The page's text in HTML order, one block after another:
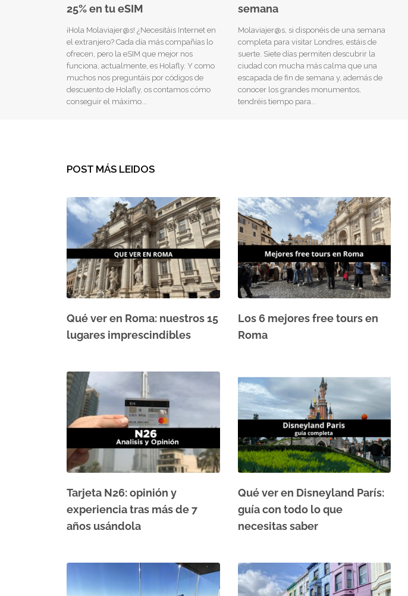
25% en tu eSIM
¡Hola Molaviajer@s! ¿Necesitáis Internet en
el extranjero? Cada día más compañías lo
ofrecen, pero la eSIM que mejor nos
funciona, actualmente, es Holafly. Y como
muchos nos preguntáis por códigos de
descuento de Holafly, os contamos cómo
conseguir el máximo
semana
Molaviajer@s, si disponéis de una semana
completa para visitar Londres, estáis de
suerte. Siete días permiten descubrir la
ciudad con mucha más calma que una
escapada de fin de semana y, además de
conocer los grandes monumentos,
tendréis tiempo para
POST MÁS LEIDOS
Qué ver en Roma: nuestros 15
lugares imprescindibles
Los 6 mejores free tours en
Roma
Tarjeta N26: opinión y
experiencia tras más de 7
años usándola
Qué ver en Disneyland París:
guía con todo lo que
necesitas saber